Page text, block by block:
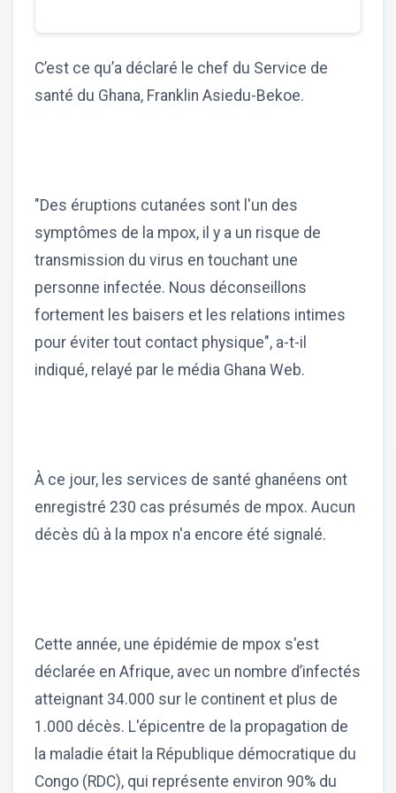
C’est ce qu’a déclaré le chef du Service de
santé du Ghana, Franklin Asiedu-Bekoe.
"Des éruptions cutanées sont l'un des
symptômes de la mpox, il y a un risque de
transmission du virus en touchant une
personne infectée. Nous déconseillons
fortement les baisers et les relations intimes
pour éviter tout contact physique", a-t-il
indiqué, relayé par le média Ghana Web.
À ce jour, les services de santé ghanéens ont
enregistré 230 cas présumés de mpox. Aucun
décès dû à la mpox n'a encore été signalé.
Cette année, une épidémie de mpox s'est
déclarée en Afrique, avec un nombre d’infectés
atteignant 34.000 sur le continent et plus de
1.000 décès. L'épicentre de la propagation de
la maladie était la République démocratique du
Congo (RDC), qui représente environ 90% du